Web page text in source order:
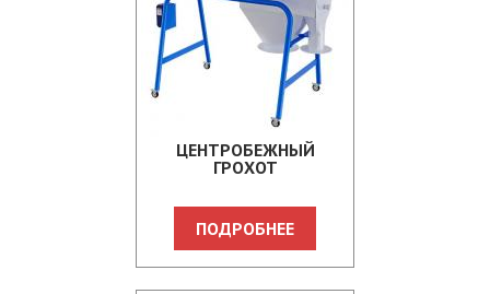
ЦЕНТРОБЕЖНЫЙ
ГРОХОТ
ПОДРОБНЕЕ